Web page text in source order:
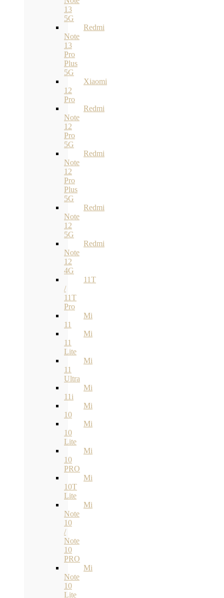
13
5G
Redmi
Note
13
Pro
Plus
5G
Xiaomi
12
Pro
Redmi
Note
12
Pro
5G
Redmi
Note
12
Pro
Plus
5G
Redmi
Note
12
5G
Redmi
Note
12
4G
11T
/
11T
Pro
Mi
11
Mi
11
Lite
Mi
11
Ultra
Mi
11i
Mi
10
Mi
10
Lite
Mi
10
PRO
Mi
10T
Lite
Mi
Note
10
/
Note
10
PRO
Mi
Note
10
Lite